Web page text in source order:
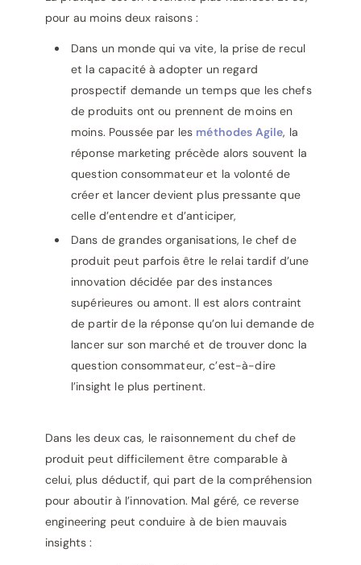
pour au moins deux raisons :
Dans un monde qui va vite, la prise de recul
et la capacité à adopter un regard
prospectif demande un temps que les chefs
de produits ont ou prennent de moins en
moins. Poussée par les méthodes Agile, la
réponse marketing précède alors souvent la
question consommateur et la volonté de
créer et lancer devient plus pressante que
celle d’entendre et d’anticiper,
Dans de grandes organisations, le chef de
produit peut parfois être le relai tardif d’une
innovation décidée par des instances
supérieures ou amont. Il est alors contraint
de partir de la réponse qu’on lui demande de
lancer sur son marché et de trouver donc la
question consommateur, c’est-à-dire
l’insight le plus pertinent.
Dans les deux cas, le raisonnement du chef de
produit peut difficilement être comparable à
celui, plus déductif, qui part de la compréhension
pour aboutir à l’innovation. Mal géré, ce reverse
engineering peut conduire à de bien mauvais
insights :